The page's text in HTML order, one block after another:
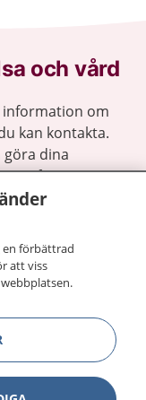
och vård
information om
kan kontakta.
dina
för
Visa
Visa
en förbättrad
att viss